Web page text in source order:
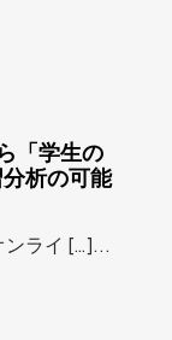
「学生の
析の可能
ンライ […]...